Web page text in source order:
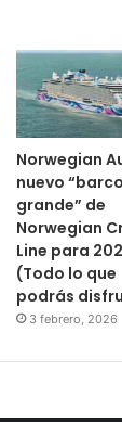
Norwegian
nuevo “barco
grande” de
Norwegian
Line para
(Todo lo que
podrás
3 febrero, 2026